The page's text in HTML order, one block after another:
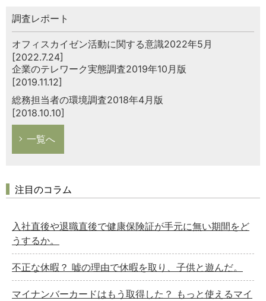
調査レポート
オフィスカイゼン活動に関する意識2022年5月
[2022.7.24]
企業のテレワーク実態調査2019年10月版
[2019.11.12]
総務担当者の環境調査2018年4月版
[2018.10.10]
一覧へ
注目のコラム
入社直後や退職直後で健康保険証が手元に無い期間をど
うするか。
不正な休暇？ 嘘の理由で休暇を取り、子供と遊んだ。
マイナンバーカードはもう取得した？ もっと使えるマイ